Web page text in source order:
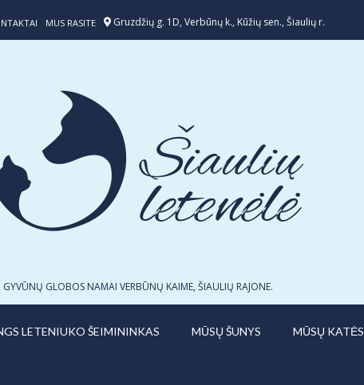
MUS RASITE Gruzdžių g. 1D, Verbūnų k., Kūžių sen., Šiaulių r.
GYVŪNŲ GLOBOS NAMAI VERBŪNŲ KAIME, ŠIAULIŲ RAJONE.
LETENIUKO ŠEIMININKAS MŪSŲ ŠUNYS MŪSŲ KATĖS